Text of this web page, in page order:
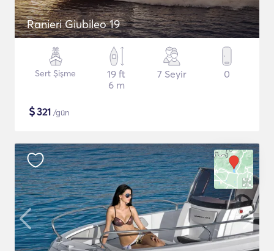
Ranieri Giubileo 19
Sert Şişme
19 ft
6 m
7 Seyir 0
$321 /gün